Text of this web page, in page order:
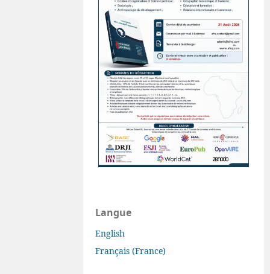
Langue
English
Français (France)